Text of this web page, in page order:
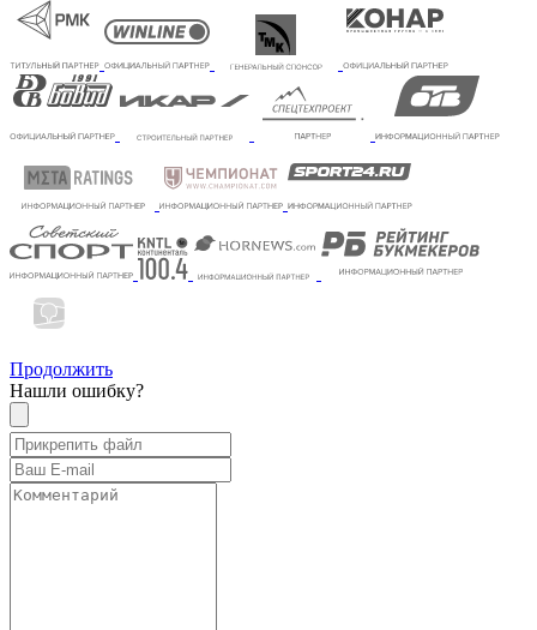
Продолжить
Нашли ошибку?